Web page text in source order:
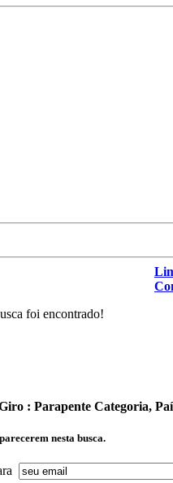
foi encontrado!
: Parapente Categoria,
nesta busca.